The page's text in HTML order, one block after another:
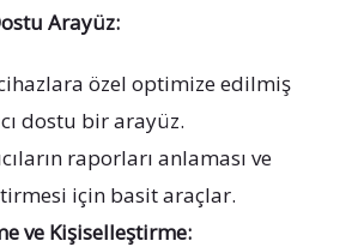
Arayüz:
özel optimize edilmiş
dostu bir arayüz.
raporları anlaması ve
için basit araçlar.
ve Kişiselleştirme: